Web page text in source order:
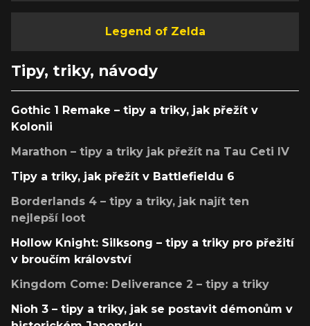
Legend of Zelda
Tipy, triky, návody
Gothic 1 Remake – tipy a triky, jak přežít v
Kolonii
Marathon – tipy a triky jak přežít na Tau Ceti IV
Tipy a triky, jak přežít v Battlefieldu 6
Borderlands 4 – tipy a triky, jak najít ten
nejlepší loot
Hollow Knight: Silksong – tipy a triky pro přežití
v broučím království
Kingdom Come: Deliverance 2 – tipy a triky
Nioh 3 – tipy a triky, jak se postavit démonům v